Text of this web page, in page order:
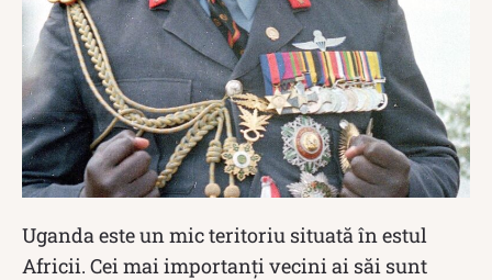
Uganda este un mic teritoriu situată în estul
Africii. Cei mai importanți vecini ai săi sunt